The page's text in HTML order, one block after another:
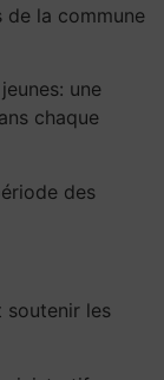
de la commune
une
chaque
des
soutenir les